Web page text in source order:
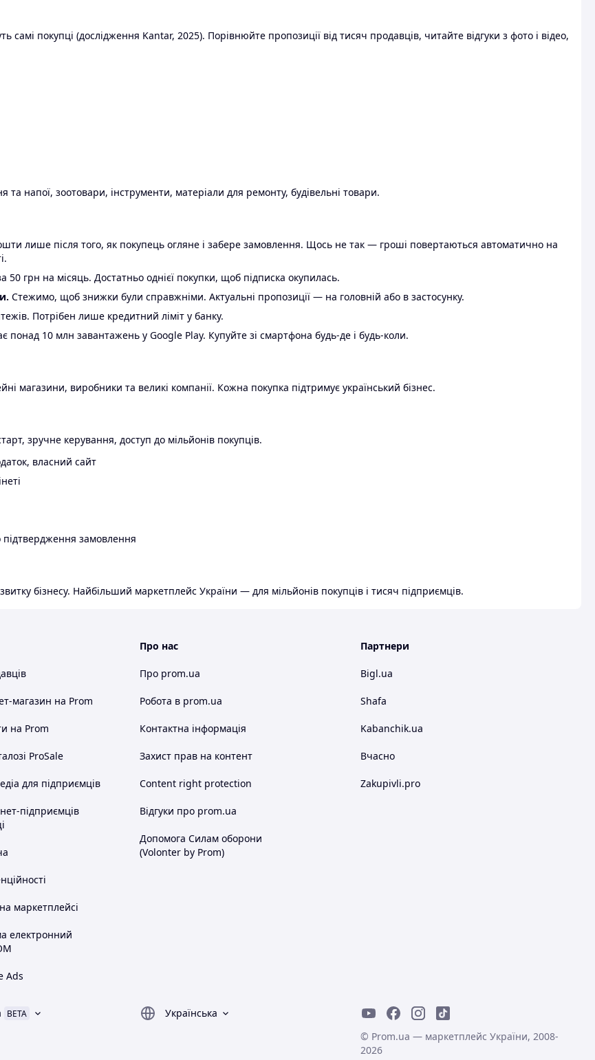
покупці (дослідження Kantar, 2025). Порівнюйте пропозиції від тисяч продавців, читайте відгуки з фото і відео,
напої, зоотовари, інструменти, матеріали для ремонту, будівельні товари.
лише після того, як покупець огляне і забере замовлення. Щось не так — гроші повертаються автоматично на
грн на місяць. Достатньо однієї покупки, щоб підписка окупилась.
Стежимо, щоб знижки були справжніми. Актуальні пропозиції — на головній або в застосунку.
Потрібен лише кредитний ліміт у банку.
понад 10 млн завантажень у Google Play. Купуйте зі смартфона будь-де і будь-коли.
магазини, виробники та великі компанії. Кожна покупка підтримує український бізнес.
зручне керування, доступ до мільйонів покупців.
власний сайт
замовлення
бізнесу. Найбільший маркетплейс України — для мільйонів покупців і тисяч підприємців.
магазин на Prom
на Prom
ProSale
для підприємців
підприємців
маркетплейсі
електронний
Ads
Про нас
Про prom.ua
Робота в prom.ua
Контактна інформація
Захист прав на контент
Content right protection
Відгуки про prom.ua
Допомога Силам оборони
(Volonter by Prom)
Партнери
Bigl.ua
Shafa
Kabanchik.ua
Вчасно
Zakupivli.pro
BETA
Українська
© Prom.ua — маркетплейс України, 2008-
2026